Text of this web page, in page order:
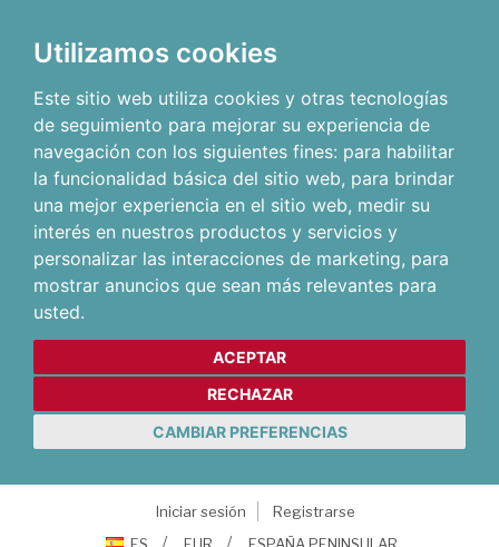
Utilizamos cookies
Este sitio web utiliza cookies y otras tecnologías
de seguimiento para mejorar su experiencia de
navegación con los siguientes fines: para habilitar
la funcionalidad básica del sitio web, para brindar
una mejor experiencia en el sitio web, medir su
interés en nuestros productos y servicios y
personalizar las interacciones de marketing, para
mostrar anuncios que sean más relevantes para
usted.
ACEPTAR
RECHAZAR
CAMBIAR PREFERENCIAS
Iniciar sesión
Registrarse